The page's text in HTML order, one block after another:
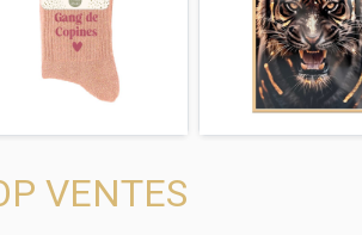
Previous
VENTES